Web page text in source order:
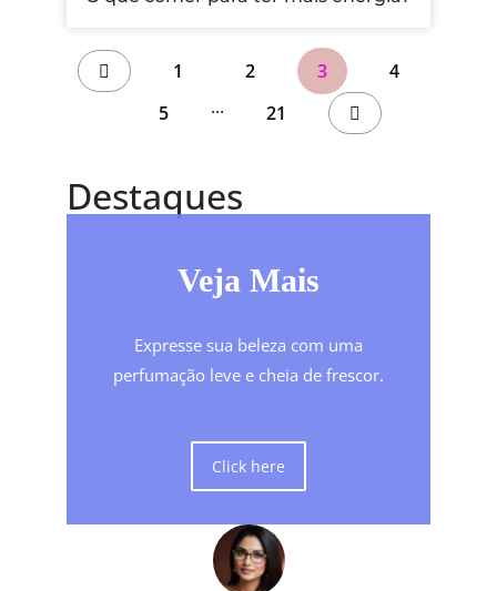
1 2 3
4
5
... 21
Destaques
Veja Mais
Expresse sua beleza com uma
perfumação leve e cheia de frescor.
Click here